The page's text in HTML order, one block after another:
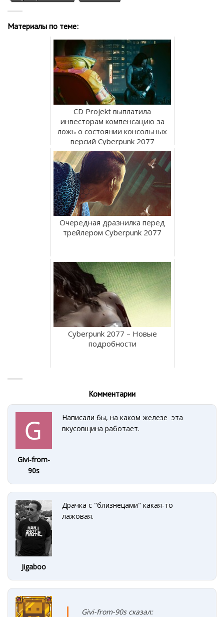
Материалы по теме:
CD Projekt выплатила
инвесторам компенсацию за
ложь о состоянии консольных
версий Cyberpunk 2077
Очередная дразнилка перед
трейлером Cyberpunk 2077
Cyberpunk 2077 – Новые
подробности
Комментарии
Givi-from-
90s
Написали бы, на каком железе эта
вкусовщина работает.
Jigaboo
Драчка с "близнецами" какая-то
лажовая.
Givi-from-90s сказал: